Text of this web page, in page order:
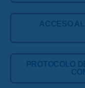
ACCESO
PROTOCOLO